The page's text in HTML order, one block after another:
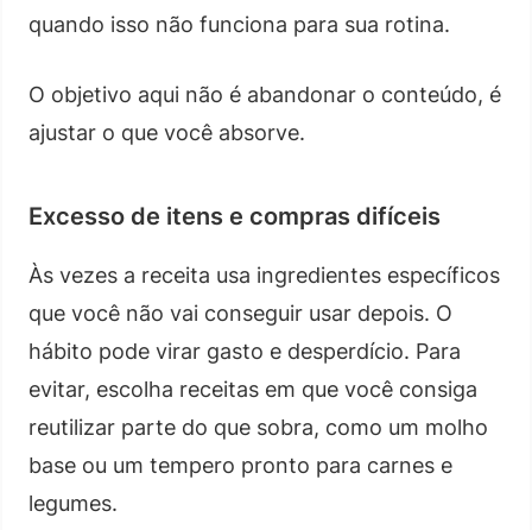
quando isso não funciona para sua rotina.
O objetivo aqui não é abandonar o conteúdo, é
ajustar o que você absorve.
Excesso de itens e compras difíceis
Às vezes a receita usa ingredientes específicos
que você não vai conseguir usar depois. O
hábito pode virar gasto e desperdício. Para
evitar, escolha receitas em que você consiga
reutilizar parte do que sobra, como um molho
base ou um tempero pronto para carnes e
legumes.